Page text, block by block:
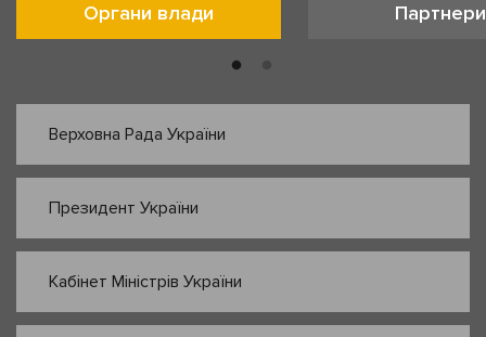
Органи влади Партнери
Верховна Рада України
Президент України
Кабінет Міністрів України